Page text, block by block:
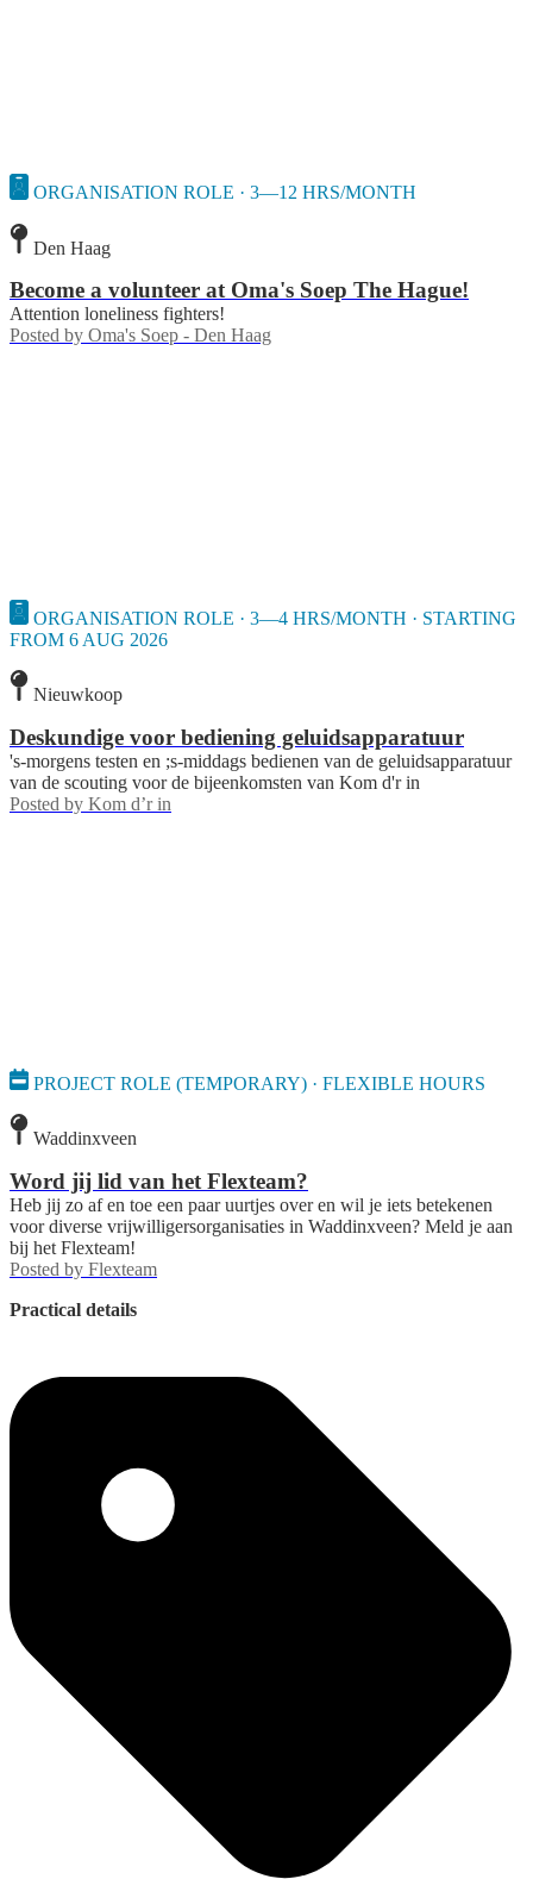
ORGANISATION ROLE · 3—12 HRS/MONTH
Den Haag
Become a volunteer at Oma's Soep The Hague!
Attention loneliness fighters!
Posted by Oma's Soep - Den Haag
ORGANISATION ROLE · 3—4 HRS/MONTH · STARTING
FROM 6 AUG 2026
Nieuwkoop
Deskundige voor bediening geluidsapparatuur
's-morgens testen en ;s-middags bedienen van de geluidsapparatuur
van de scouting voor de bijeenkomsten van Kom d'r in
Posted by Kom d’r in
PROJECT ROLE (TEMPORARY) · FLEXIBLE HOURS
Waddinxveen
Word jij lid van het Flexteam?
Heb jij zo af en toe een paar uurtjes over en wil je iets betekenen
voor diverse vrijwilligersorganisaties in Waddinxveen? Meld je aan
bij het Flexteam!
Posted by Flexteam
Practical details